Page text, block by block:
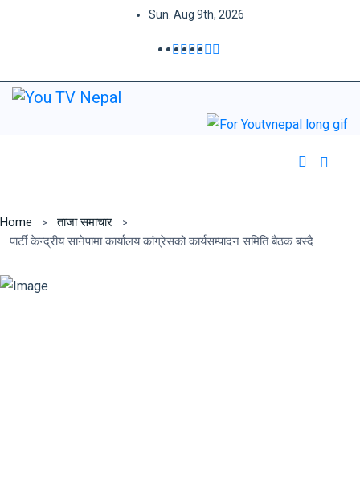
Sun. Aug 9th, 2026
Home
ताजा समाचार
पार्टी केन्द्रीय सानेपामा कार्यालय कांग्रेसको कार्यसम्पादन समिति बैठक बस्दै